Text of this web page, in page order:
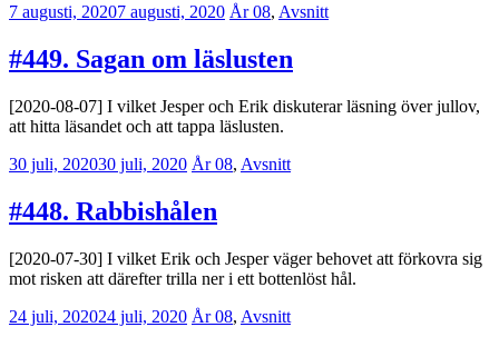
7 augusti, 20207 augusti, 2020 Erik
År 08, Avsnitt
#449. Sagan om läslusten
[2020-08-07] I vilket Jesper och Erik diskuterar läsning över jullov,
att hitta läsandet och att tappa läslusten.
30 juli, 202030 juli, 2020 Erik
År 08, Avsnitt
#448. Rabbishålen
[2020-07-30] I vilket Erik och Jesper väger behovet att förkovra sig
mot risken att därefter trilla ner i ett bottenlöst hål.
24 juli, 202024 juli, 2020 Erik
År 08, Avsnitt